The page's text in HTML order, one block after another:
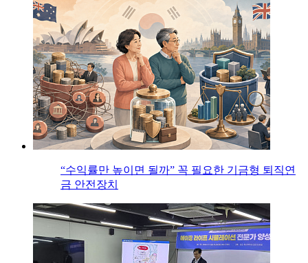
“수익률만 높이면 될까” 꼭 필요한 기금형 퇴직연
금 안전장치